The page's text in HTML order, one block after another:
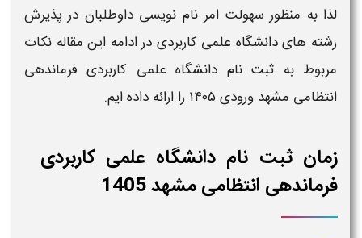
لذا به منظور سهولت امر نام نویسی داوطلبان در پذیرش
رشته هایدانشگاه علمی کاربردی در ادامه این مقاله نکات
مربوط به ثبت نام دانشگاه علمی کاربردی فرماندهی
انتظامی مشهد ورودی ۱۴۰۵ را ارائه داده ایم.
زمان ثبت نام دانشگاه علمی کاربردی
فرماندهی انتظامی مشهد 1405